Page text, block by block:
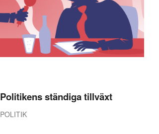
Politikens ständiga tillväxt
POLITIK